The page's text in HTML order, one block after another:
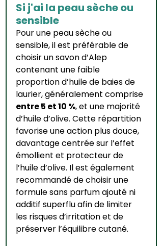
Si j'ai la peau sèche ou
sensible
Pour une peau sèche ou
sensible, il est préférable de
choisir un savon d’Alep
contenant une faible
proportion d’huile de baies de
laurier, généralement comprise
entre 5 et 10 %, et une majorité
d’huile d’olive. Cette répartition
favorise une action plus douce,
davantage centrée sur l’effet
émollient et protecteur de
l’huile d’olive. Il est également
recommandé de choisir une
formule sans parfum ajouté ni
additif superflu afin de limiter
les risques d’irritation et de
préserver l’équilibre cutané.